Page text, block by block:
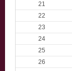
21
22
23
24
25
26